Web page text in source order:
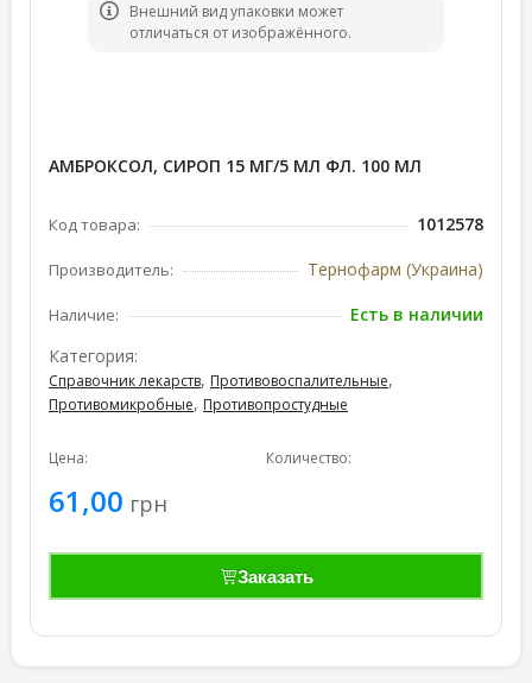
Bнешний вид упаковки может
отличаться от изображённого.
АМБРОКСОЛ, СИРОП 15 МГ/5 МЛ ФЛ. 100 МЛ
Код товара: 1012578
Производитель: Тернофарм (Украина)
Наличие:
Есть в наличии
Категория:
Справочник лекарств, Противовоспалительные,
Противомикробные, Противопростудные
Цена:
61,00 грн
Количество:
Заказать